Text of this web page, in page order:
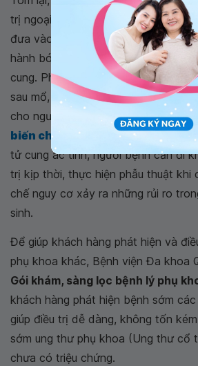
trị ngoại khoa, phẫu thuật sử dụng
đưa vào ổ bụng qua các lỗ chọc ở
hành bóc và cắt bỏ khối u xơ để
cung. Phương pháp này ít xâm lấn,
sau mổ, phục hồi nhanh hơn và
cho người bệnh. Để ngăn ngừa những
biến chứng u xơ tử cunggây ra,
tử cung ác tính, người bệnh cần đi
trị kịp thời, thực hiện phẫu thuật khi
chế nguy cơ xảy ra những rủi ro
sinh.
Để giúp khách hàng phát hiện và
phụ khoa khác, Bệnh viện Đa khoa
Gói khám, sàng lọc bệnh lý phụ
khách hàng phát hiện bệnh sớm
giúp điều trị dễ dàng, không tốn
sớm ung thư phụ khoa (Ung thư cổ
chưa có triệu chứng.